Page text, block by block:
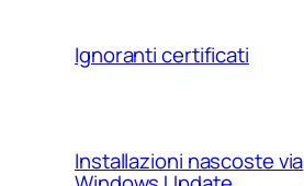
Ignoranti certificati
Installazioni nascoste via